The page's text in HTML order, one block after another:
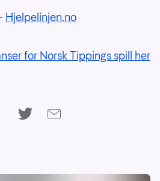
Hjelpelinjen.no
for Norsk Tippings spill her